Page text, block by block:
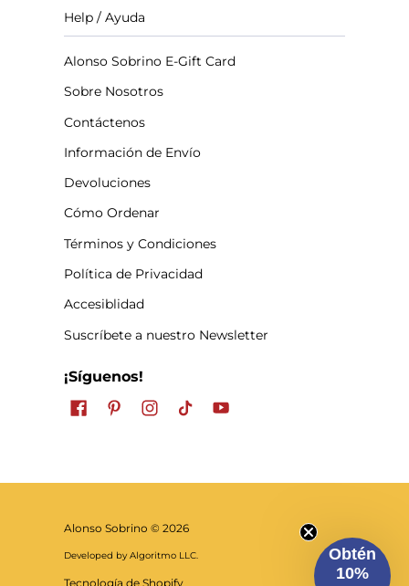
Help / Ayuda
Alonso Sobrino E-Gift Card
Sobre Nosotros
Contáctenos
Información de Envío
Devoluciones
Cómo Ordenar
Términos y Condiciones
Política de Privacidad
Accesiblidad
Suscríbete a nuestro Newsletter
¡Síguenos!
Alonso Sobrino © 2026
Developed by Algoritmo LLC.
Tecnología de Shopify
Obtén
10%